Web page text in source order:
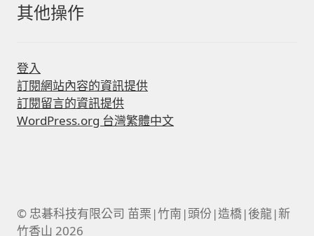
其他操作
登入
訂閱網站內容的資訊提供
訂閱留言的資訊提供
WordPress.org 台灣繁體中文
© 忠碁科技有限公司 苗栗|竹南|頭份|造橋|後龍|新
竹香山 2026